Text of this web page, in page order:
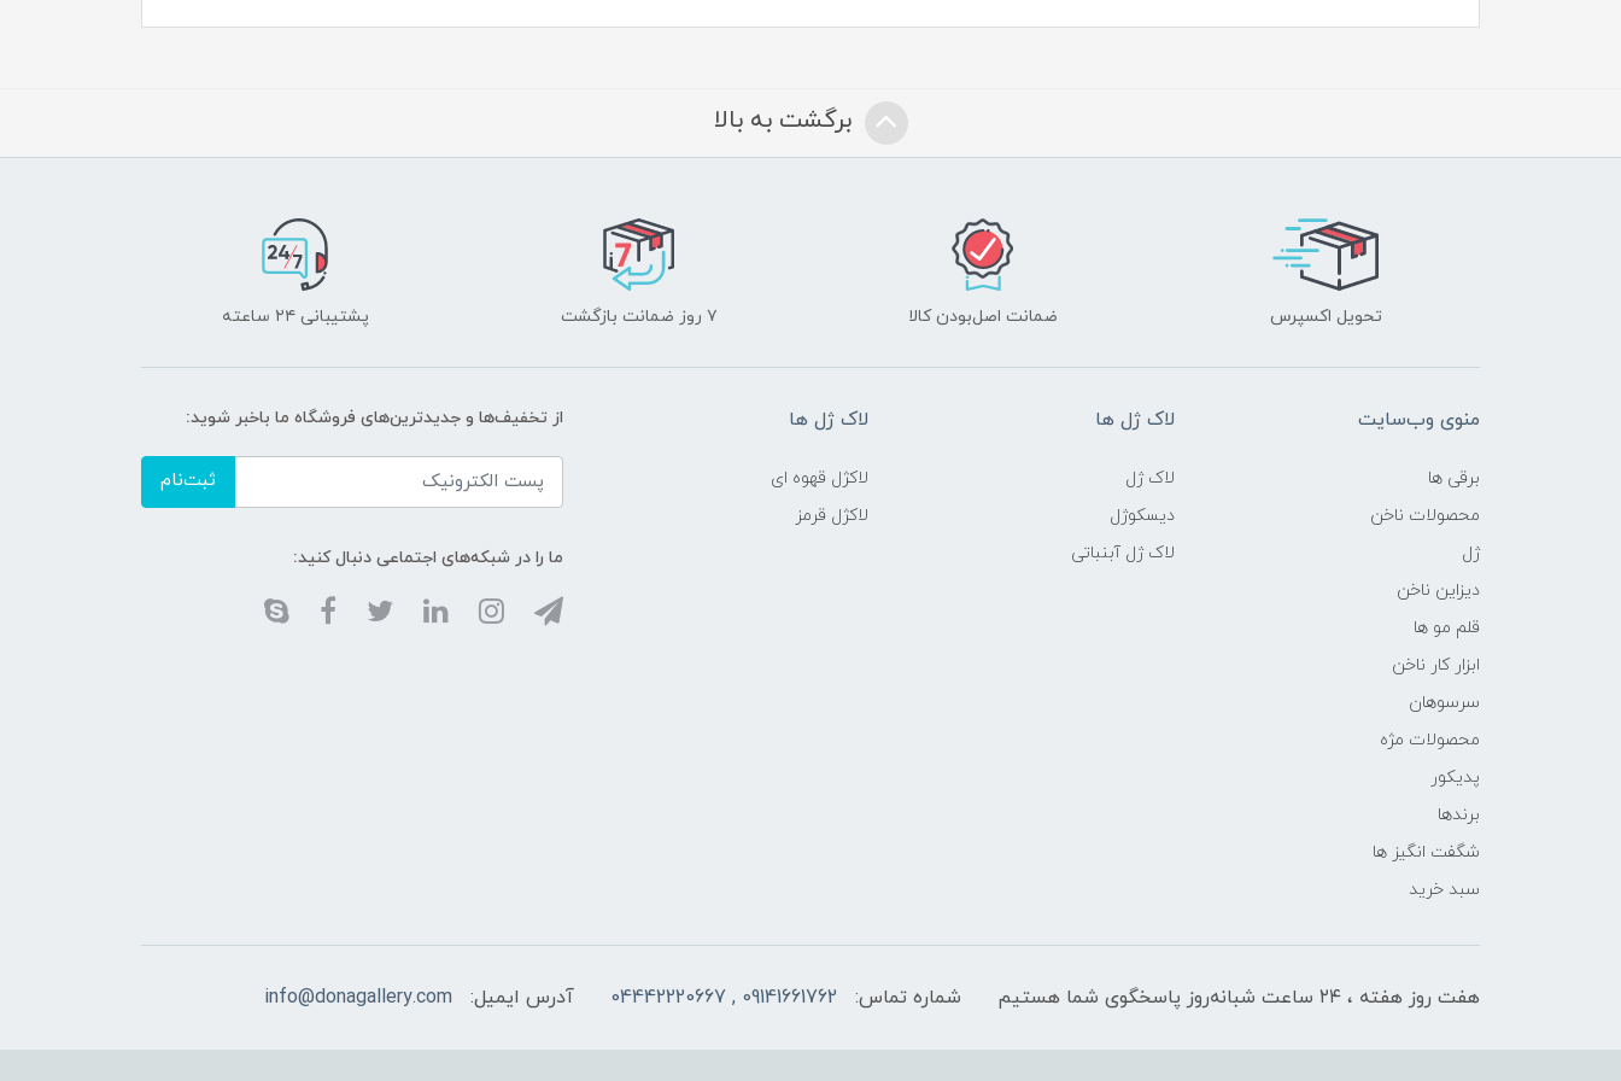
برگشت به بالا
تحویل اکسپرس ضمانت اصل‌بودن کالا ۷ روز ضمانت بازگشت پشتیبانی ۲۴ ساعته
منوی وب‌سایت
برقی ها
محصولات ناخن
ژل
دیزاین ناخن
قلم مو ها
ابزار کار ناخن
سرسوهان
محصولات مژه
پدیکور
برندها
شگفت انگیز ها
سبد خرید
لاک ژل ها
لاک ژل
دیسکوژل
لاک ژل آبنباتی
لاک ژل ها
لاکژل قهوه ای
لاکژل قرمز
از تخفیف‌ها و جدیدترین‌های فروشگاه ما باخبر شوید:
ثبت‌نام
ما را در شبکه‌های اجتماعی دنبال کنید:
هفت روز هفته ، ۲۴ ساعت شبانه‌روز پاسخگوی شما هستیم شماره تماس: 09141661762 , 04442220667 آدرس ایمیل: info@donagallery.com